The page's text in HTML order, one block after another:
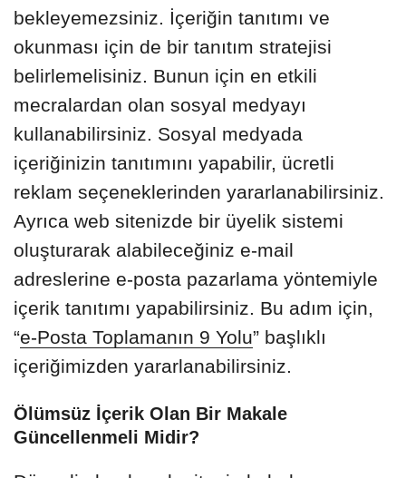
bekleyemezsiniz. İçeriğin tanıtımı ve
okunması için de bir tanıtım stratejisi
belirlemelisiniz. Bunun için en etkili
mecralardan olan sosyal medyayı
kullanabilirsiniz. Sosyal medyada
içeriğinizin tanıtımını yapabilir, ücretli
reklam seçeneklerinden yararlanabilirsiniz.
Ayrıca web sitenizde bir üyelik sistemi
oluşturarak alabileceğiniz e-mail
adreslerine e-posta pazarlama yöntemiyle
içerik tanıtımı yapabilirsiniz. Bu adım için,
“e-Posta Toplamanın 9 Yolu” başlıklı
içeriğimizden yararlanabilirsiniz.
Ölümsüz İçerik Olan Bir Makale
Güncellenmeli Midir?